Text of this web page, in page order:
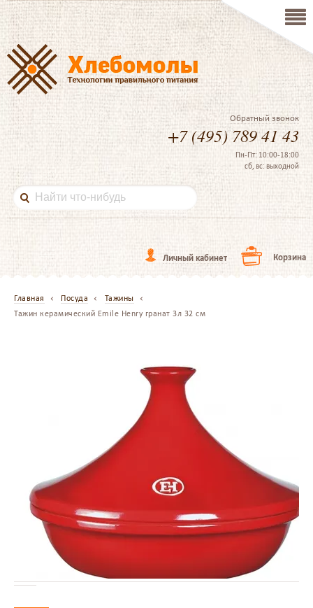
Обратный звонок
+7 (495) 789 41 43
Пн-Пт: 10:00-18:00
сб, вс: выходной
Личный кабинет Корзина
Главная Посуда
Тажины
Тажин керамический Emile Henry гранат 3л 32 см